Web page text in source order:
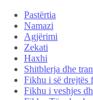
Pastërtia
Namazi
Agjërimi
Zekati
Haxhi
Shitblerja dhe
Fikhu i së drejtës
Fikhu i veshjes